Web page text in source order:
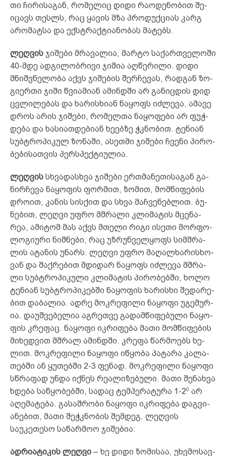
თი ჩი­რი­სა­­გან, რო­მე­ლიც დი­დი რა­ოდ­ენ­ობ­ით შე­
იც­ავს თესლს, რაც ყა­­ვის მზა პრო­დუქ­ცი­ას კარგ
არ­ომ­ატ­სა და ექს­ტრაქ­ტი­ან­ობ­ას მა­ტებს.
ლეღ­ვის ჯი­შე­ბი მრა­ვა­ლია, მარ­ტო სა­ქარ­თვე­ლო­ში
40-მდე ად­გი­ლობ­რი­ვი ჯი­შია აღ­წე­რი­ლი. დი­დი
მნიშ­ვნე­ლო­ბა აქვს ჯი­შე­ბის შერ­ჩე­ვას, რად­გან ზო­
გი­ერ­თი ჯი­ში წვი­ამ­ი­ან ამ­ინ­დში არ გა­ნიც­დის დიდ
ცვლი­ლე­ბას და ხა­რის­ხი­ან ნა­ყოფს იძ­ლე­ვა. ამ­ა­ვე
დროს არ­ის ჯი­შე­ბი, რო­მელ­თა ნა­ყო­ფე­ბი არ ფუჭ­
დე­ბა და ხა­სი­ათ­დე­ბი­ან ხე­ებ­ზე ჭკ­ნო­ბით. ტე­ნი­ან
სუბ­ტრო­პი­კულ ზო­ნა­ში, ას­ეთ­მი ჯი­შებ­ი ჩვენი პირო­
ბე­ბისათვის პერსპექტიულია.
ლეღ­ვის სხვა­დას­ხვა ჯი­შე­ბი ერ­თმა­ნე­თი­სა­გან გა­
ნირ­ჩე­ვა ნა­ყო­­ფის ფორ­მით, ზო­მით, მომ­წი­ფე­ბის
დრო­ით, კა­ნის სის­­ქით და სხვა მაჩ­ვე­ნებ­ლით. ბუ­
ნე­ბით, ლეღ­ვი უფ­რო მშ­რა­­­ლი კლი­მა­ტის მცე­ნა­
რეა, ამ­იტ­ომ მას აქვს მთე­ლი რი­გი ის­ე­­თი მორ­ფო­
ლო­გი­უ­რი ნიშ­ნე­ბი, რაც უზ­რუნ­ველ­ყოფს სიმ­შ­­რა­
ლის ატ­ან­ის უნ­არს. ლეღ­ვი უფ­რო მა­ღალ­ხა­რის­ხო­
ვან და შაქ­რე­ბით მდი­დარ ნა­ყოფს იძ­ლე­ვა მშრა­
ლი სუბ­ტრო­­­პი­­კუ­ლი კლი­მა­ტის პი­რო­ბებ­ში, ხო­ლო
ტე­ნი­ან სუბ­ტრო­­პი­კებ­ში ნა­ყო­ფის ხა­რის­ხი შე­და­რე­
ბით და­ბა­ლია. ად­რე მოკ­რე­ფი­ლი ნა­ყო­ფი უგ­ემ­ურ­
ია. და­უშ­­ვე­ბე­ლია აგ­რეთ­ვე გა­დამ­წი­ფე­ბუ­ლი ნა­ყო­
ფის კრე­ფაც. ნა­ყო­ფი იკ­რი­ფე­ბა მა­თი მომ­წი­ფე­ბის
მი­ხედ­ვით მშრალ ამ­ინ­დში. კრე­ფა წარ­მო­ებს ხე­
ლით. მოკ­რე­ფილი ნა­ყო­ფი იწ­ყო­ბა პა­ტა­რა კა­ლა­
თებ­ში ან ყუ­თებ­ში 2-3 ფე­ნად. მოკ­რე­ფი­ლი ნა­ყო­­ფი
სწრა­ფად უნ­და იქ­ნეს რე­ალ­იზ­ებ­უ­ლი. მა­თი შე­ნახ­ვა
ხდე­ბა საწ­ყო­ბებ­ში, სა­დაც ტემ­პე­რა­ტუ­რა 1-20 არ
აღ­ემ­ატ­ე­ბა. გა­საშ­­რო­ბი ნა­ყო­ფი იკ­რი­ფე­ბა დაგ­ვი­
ან­ებ­ით, მა­თი შეჭ­კნო­ბის შემ­დეგ. ლეღ­ვის
საუკეთესო საწარმოო ჯიშებია:
ადრიატიკის ლეღვი – ხე დიდი ზომისაა, უხვმოსავ­